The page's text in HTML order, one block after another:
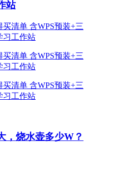
站
，烧水壶多少W？